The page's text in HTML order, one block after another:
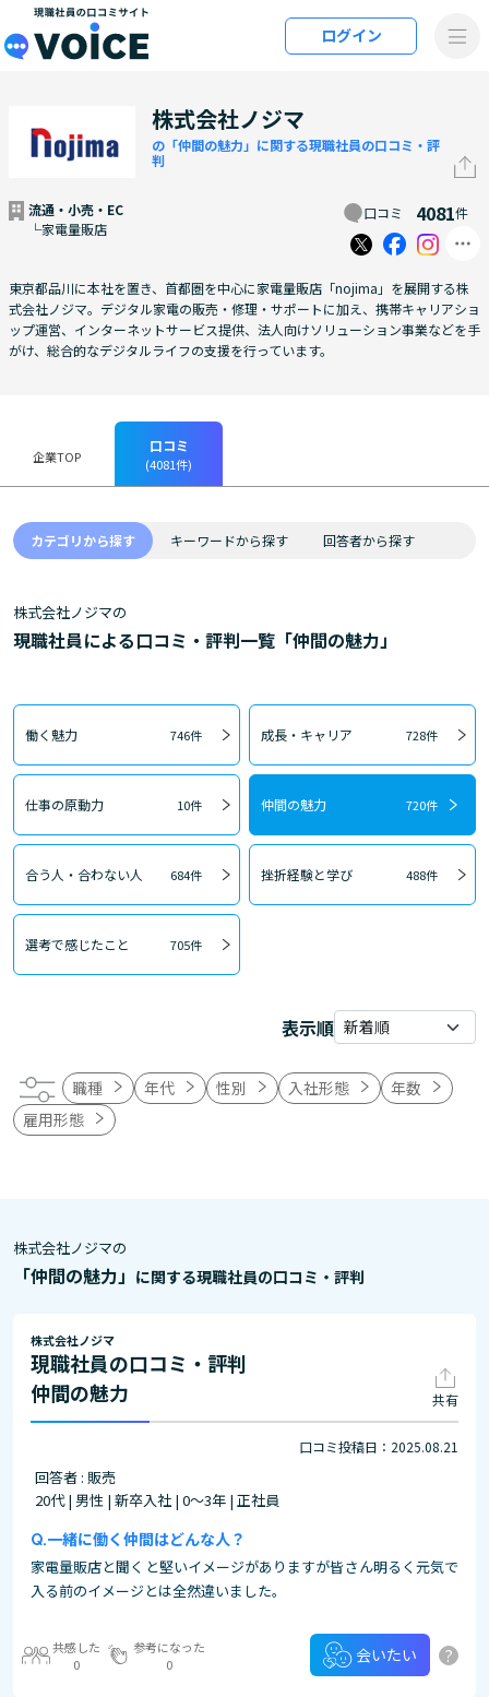
メインコンテンツにスキップ
ログイン
株式会社ノジマ
の「仲間の魅力」に関する現職社員の口コミ・評
判
流通・小売・EC
└家電量販店
口コミ 4081件
東京都品川に本社を置き、首都圏を中心に家電量販店「nojima」を展開する株
式会社ノジマ。デジタル家電の販売・修理・サポートに加え、携帯キャリアショ
ップ運営、インターネットサービス提供、法人向けソリューション事業などを手
がけ、総合的なデジタルライフの支援を行っています。
企業TOP
口コミ
(4081件)
カテゴリから探す キーワードから探す 回答者から探す
株式会社ノジマの
現職社員による口コミ・評判一覧「仲間の魅力」
働く魅力 746件 成長・キャリア 728件
仕事の原動力 10件 仲間の魅力 720件
合う人・合わない人 684件 挫折経験と学び 488件
選考で感じたこと 705件
表示順
職種 年代 性別 入社形態
年数
雇用形態
株式会社ノジマの
「仲間の魅力」 に関する現職社員の口コミ・評判
株式会社ノジマ
現職社員の口コミ・評判
仲間の魅力
共有
口コミ投稿日：2025.08.21
回答者 : 販売
20代 | 男性 | 新卒入社 | 0～3年 | 正社員
一緒に働く仲間はどんな人？
家電量販店と聞くと堅いイメージがありますが皆さん明るく元気で
入る前のイメージとは全然違いました。
共感した
0
参考になった
0
会いたい ?